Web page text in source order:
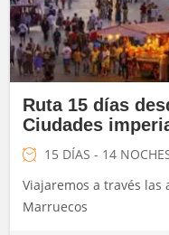
Ruta 15 días
Ciudades
15 DÍAS - 14
Viajaremos a través
Marruecos